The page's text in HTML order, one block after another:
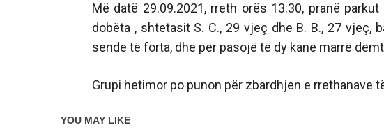
Më datë 29.09.2021, rreth orës 13:30, pranë
dobëta , shtetasit S. C., 29 vjeç dhe B. B., 27 vjeç,
sende të forta, dhe për pasojë të dy kanë marrë
Grupi hetimor po punon për zbardhjen e rrethanave